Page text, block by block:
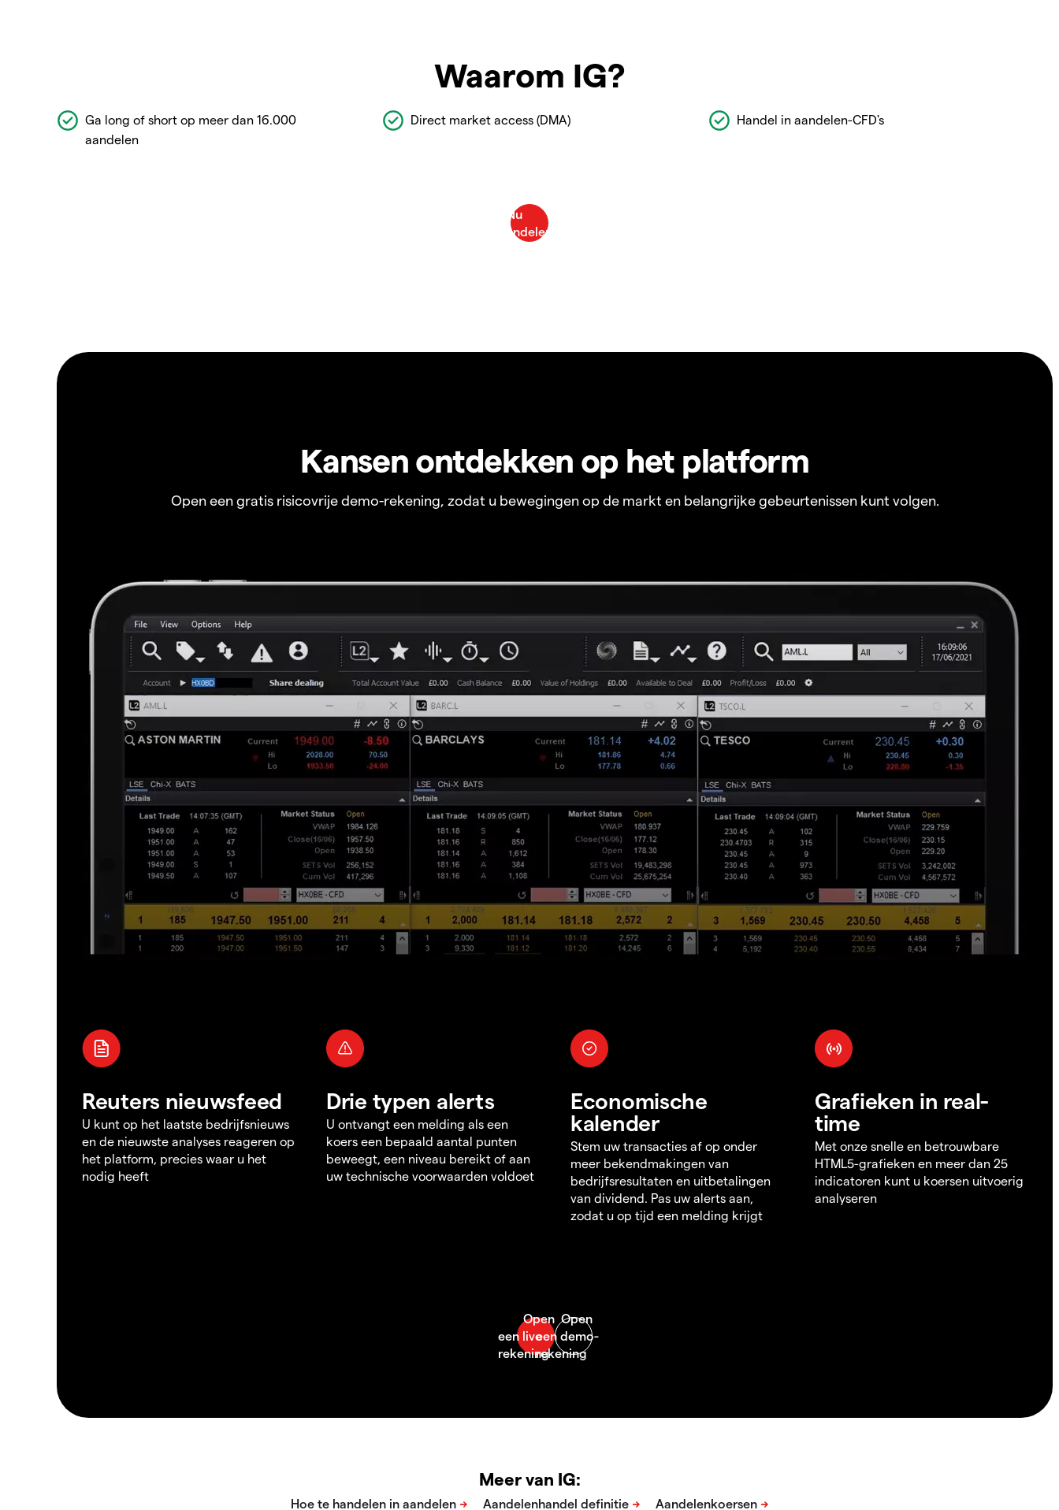
Waarom IG?
Ga long of short op meer dan 16.000
aandelen
Direct market access (DMA) Handel in aandelen-CFD's
Kansen ontdekken op het platform
Open een gratis risicovrije demo-rekening, zodat u bewegingen op de markt en belangrijke gebeurtenissen kunt volgen.
Reuters nieuwsfeed
U kunt op het laatste bedrijfsnieuws
en de nieuwste analyses reageren op
het platform, precies waar u het
nodig heeft
Drie typen alerts
U ontvangt een melding als een
koers een bepaald aantal punten
beweegt, een niveau bereikt of aan
uw technische voorwaarden voldoet
Economische
kalender
Stem uw transacties af op onder
meer bekendmakingen van
bedrijfsresultaten en uitbetalingen
van dividend. Pas uw alerts aan,
zodat u op tijd een melding krijgt
Grafieken in real-
time
Met onze snelle en betrouwbare
HTML5-grafieken en meer dan 25
indicatoren kunt u koersen uitvoerig
analyseren
Meer van IG: